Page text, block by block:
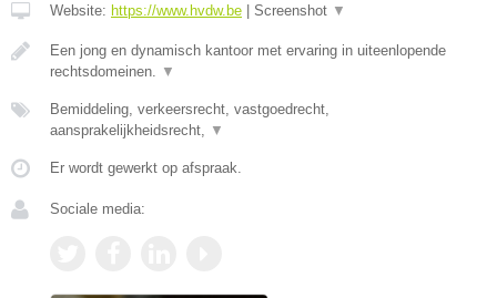
Website: https://www.hvdw.be | Screenshot ▼
Een jong en dynamisch kantoor met ervaring in uiteenlopende
rechtsdomeinen.
▼
Bemiddeling, verkeersrecht, vastgoedrecht,
aansprakelijkheidsrecht,
▼
Er wordt gewerkt op afspraak.
Sociale media: